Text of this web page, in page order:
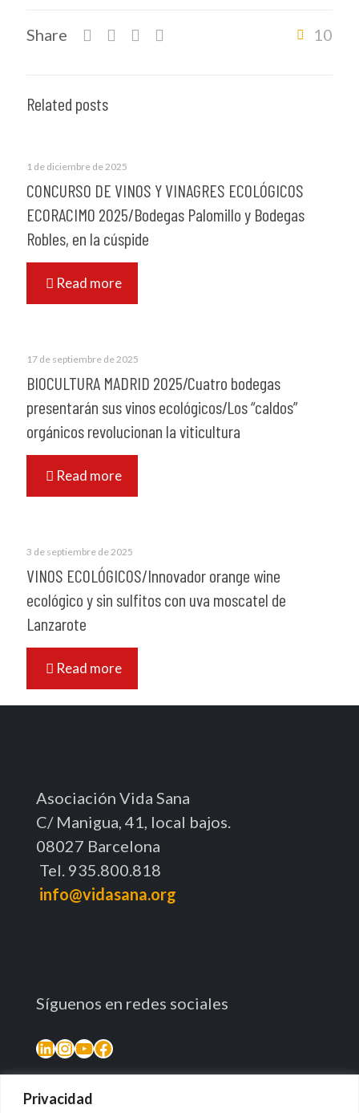
Privacidad
Share 10
Related posts
1 de diciembre de 2025
CONCURSO DE VINOS Y VINAGRES ECOLÓGICOS
ECORACIMO 2025/Bodegas Palomillo y Bodegas
Robles, en la cúspide
Read more
17 de septiembre de 2025
BIOCULTURA MADRID 2025/Cuatro bodegas
presentarán sus vinos ecológicos/Los “caldos”
orgánicos revolucionan la viticultura
Read more
3 de septiembre de 2025
VINOS ECOLÓGICOS/Innovador orange wine
ecológico y sin sulfitos con uva moscatel de
Lanzarote
Read more
Asociación Vida Sana
C/ Manigua, 41, local bajos.
08027 Barcelona
Tel. 935.800.818
info@vidasana.org
Síguenos en redes sociales
LinkedIn
Instagram
YouTube
Facebook